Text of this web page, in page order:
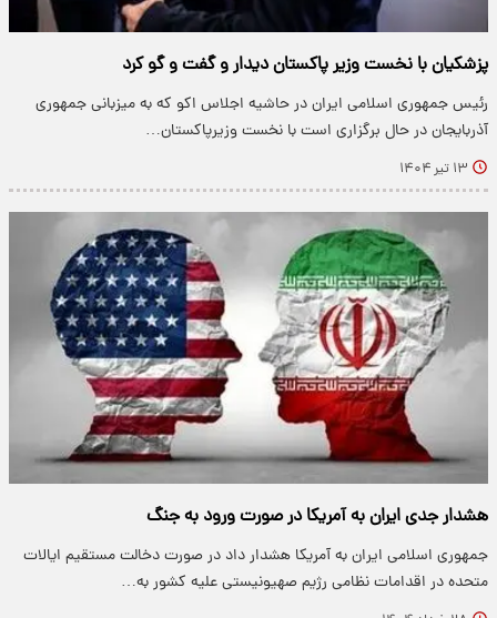
پزشکیان با نخست وزیر پاکستان دیدار و گفت و گو کرد
رئیس جمهوری اسلامی ایران در حاشیه اجلاس اکو که به میزبانی جمهوری
آذربایجان در حال برگزاری است با نخست وزیرپاکستان…
۱۳ تیر ۱۴۰۴
هشدار جدی ایران به آمریکا در صورت ورود به جنگ
جمهوری اسلامی ایران به آمریکا هشدار داد در صورت دخالت مستقیم ایالات
متحده در اقدامات نظامی رژیم صهیونیستی علیه کشور به…